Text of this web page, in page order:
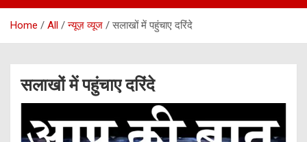
Home All न्यूज़ व्यूज सलाखों में पहुंचाए दरिंदे
सलाखों में पहुंचाए दरिंदे